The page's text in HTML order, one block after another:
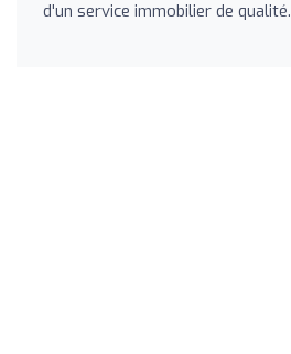
d'un service immobilier de qualité.